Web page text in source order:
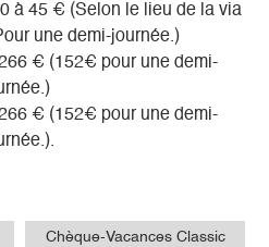
à 45 € (Selon le lieu de la via
une demi-journée.)
€ (152€ pour une demi-
€ (152€ pour une demi-
Chèque-Vacances Classic